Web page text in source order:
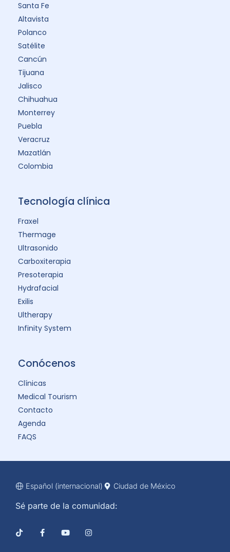
Santa Fe
Altavista
Polanco
Satélite
Cancún
Tijuana
Jalisco
Chihuahua
Monterrey
Puebla
Veracruz
Mazatlán
Colombia
Tecnología clínica
Fraxel
Thermage
Ultrasonido
Carboxiterapia
Presoterapia
Hydrafacial
Exilis
Ultherapy
Infinity System
Conócenos
Clínicas
Medical Tourism
Contacto
Agenda
FAQS
Español (internacional) Ciudad de México
Sé parte de la comunidad: